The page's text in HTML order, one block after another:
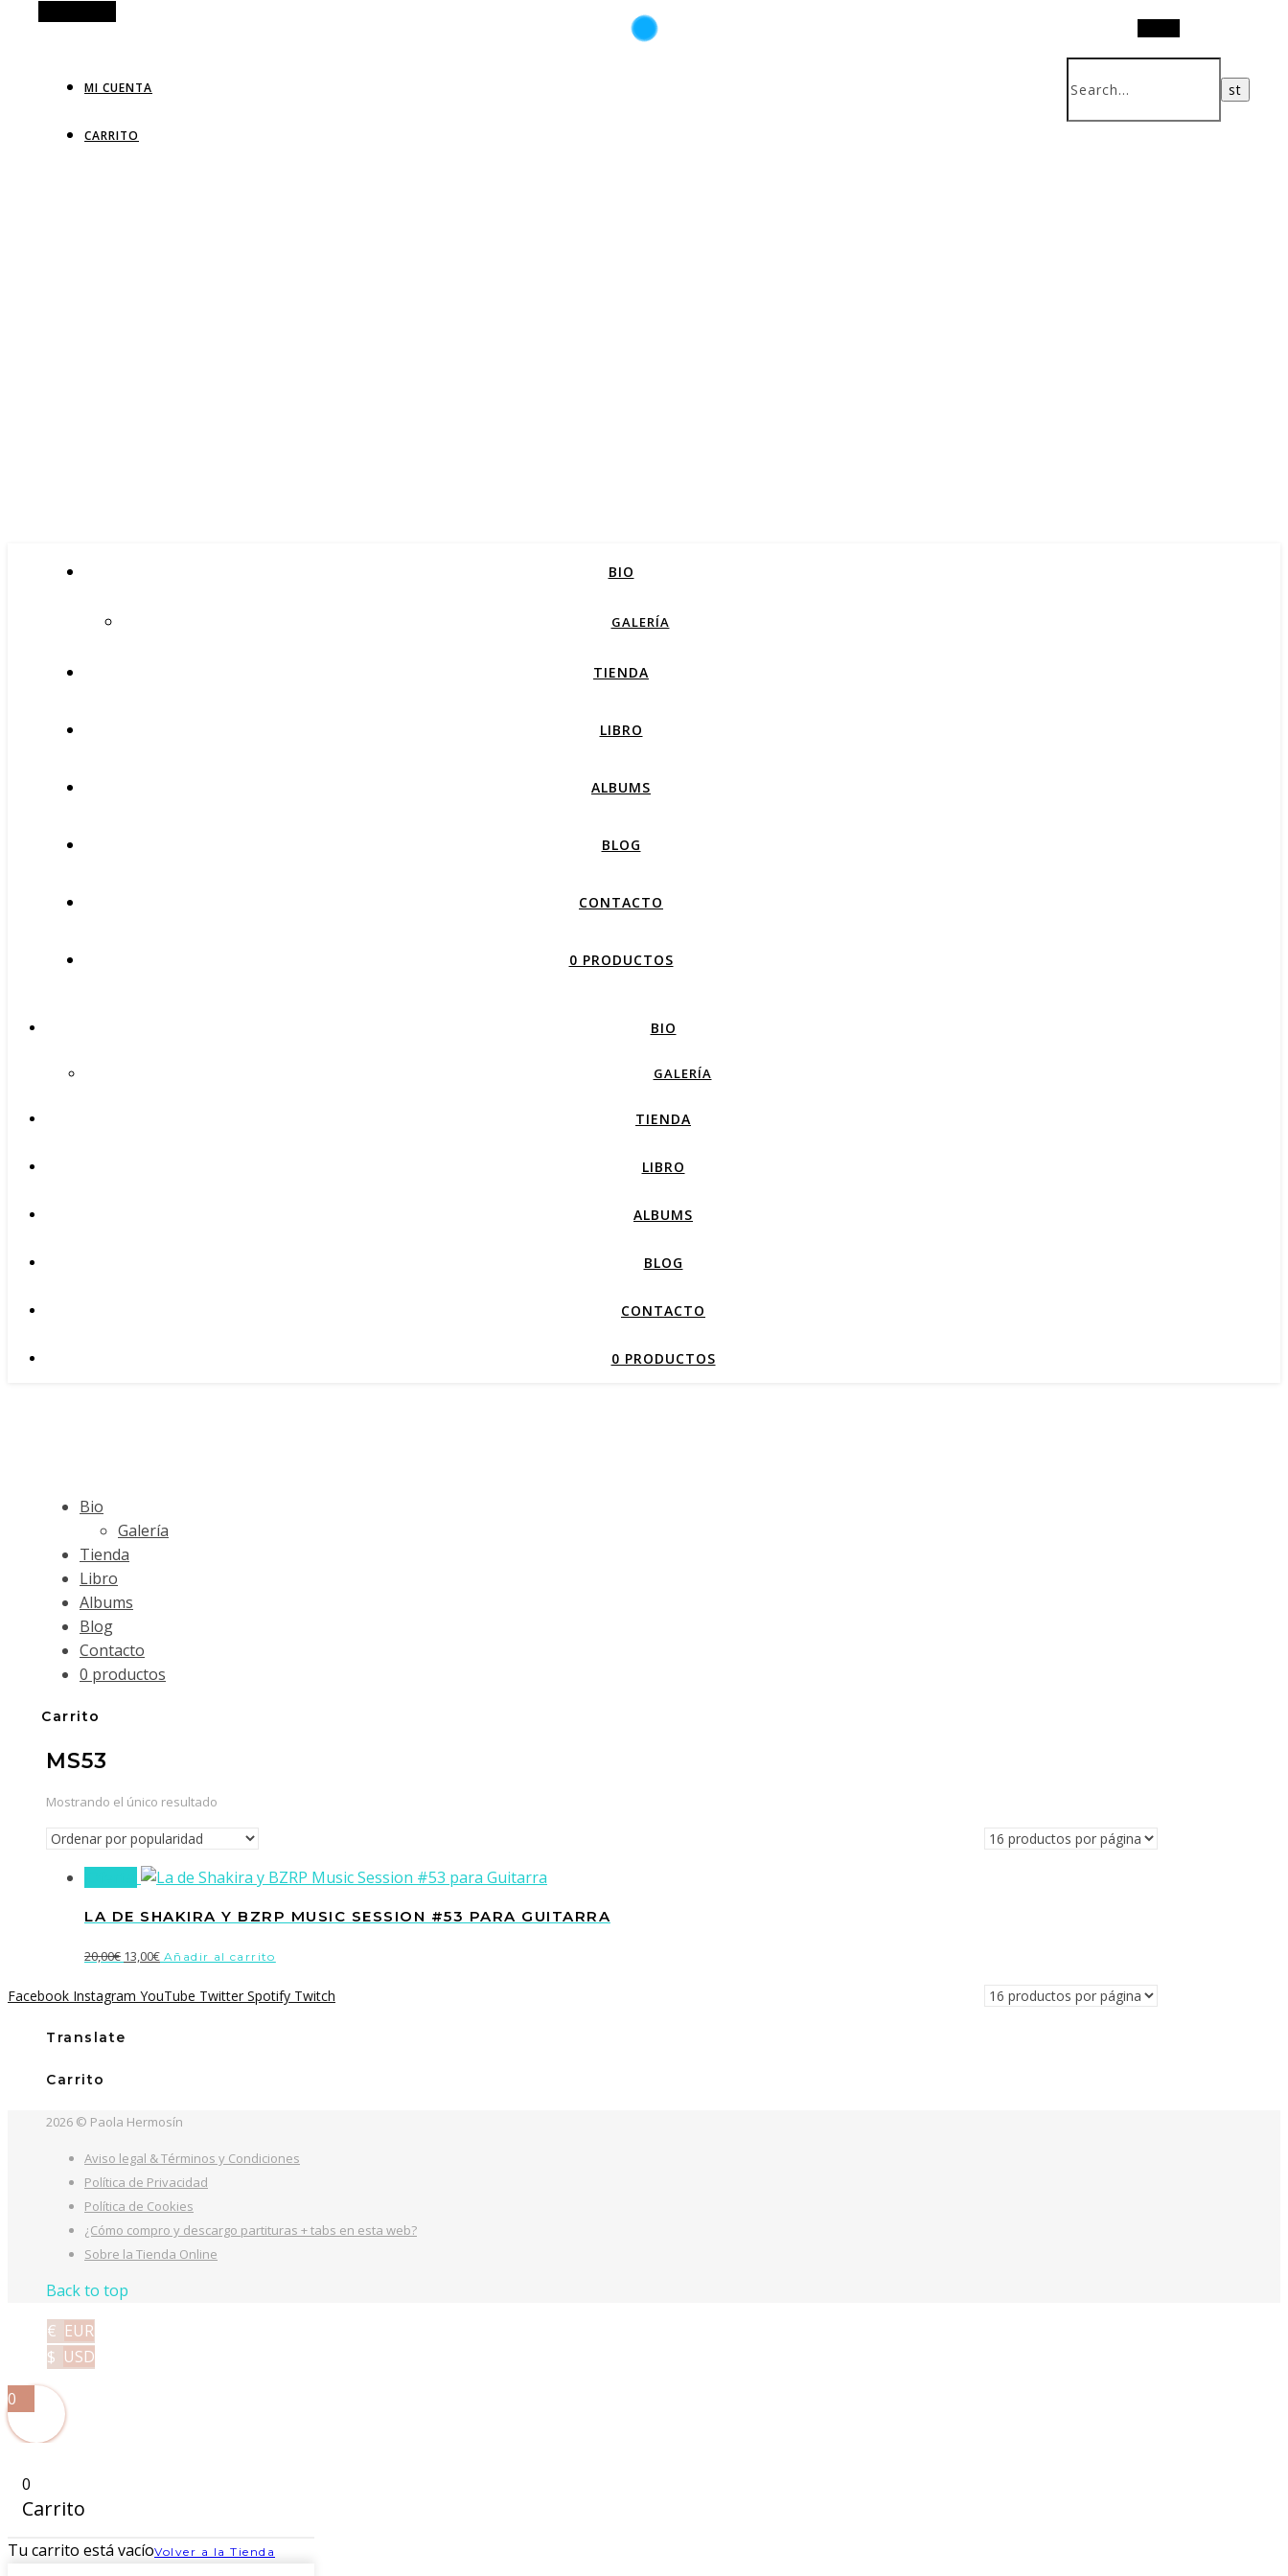
MI CUENTA
CARRITO
BIO
GALERÍA
TIENDA
LIBRO
ALBUMS
BLOG
CONTACTO
0 PRODUCTOS
BIO
GALERÍA
TIENDA
LIBRO
ALBUMS
BLOG
CONTACTO
0 PRODUCTOS
Bio
Galería
Tienda
Libro
Albums
Blog
Contacto
0 productos
Carrito
MS53
Mostrando el único resultado
LA DE SHAKIRA Y BZRP MUSIC SESSION #53 PARA GUITARRA
20,00€ El
original
13,00€El
actual
Añadir al carrito
Facebook Instagram YouTube Twitter Spotify Twitch
Translate
Carrito
2026 © Paola Hermosín
Aviso legal & Términos y Condiciones
Política de Privacidad
Política de Cookies
¿Cómo compro y descargo partituras + tabs en esta web?
Sobre la Tienda Online
Back to top
€ EUR
$ USD
0
0
Carrito
Tu carrito está vacíoVolver a la Tienda